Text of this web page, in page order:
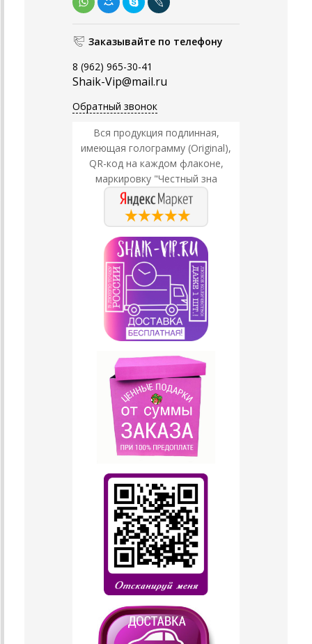
Заказывайте по телефону
8 (962) 965-30-41
Shaik-Vip@mail.ru
Обратный звонок
Вся продукция подлинная,
имеющая голограмму (Original),
QR-код на каждом флаконе,
маркировку "Честный зна